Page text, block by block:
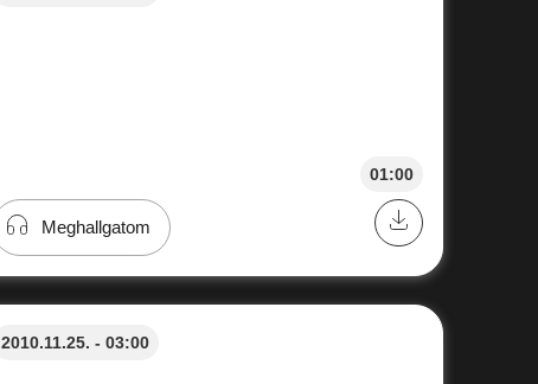
01:00
Meghallgatom
2010.11.25. - 03:00